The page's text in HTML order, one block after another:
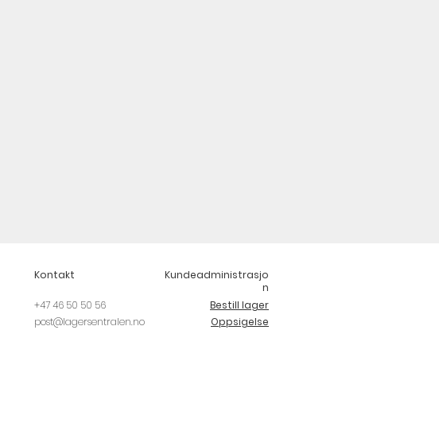
Kontakt
+47 46 50 50 56
post@lagersentralen.no
Kundeadministrasjo
n
Bestill lager
Oppsigelse